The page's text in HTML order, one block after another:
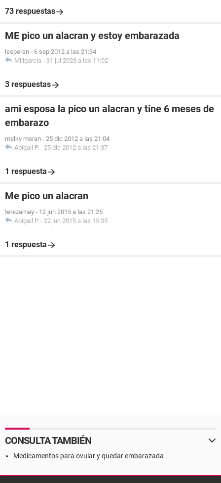
73 respuestas
ME pico un alacran y estoy embarazada
lesperan - 6 sep 2012 a las 21:34
Miligarcia - 31 jul 2023 a las 11:02
3 respuestas
ami esposa la pico un alacran y tine 6 meses de
embarazo
melky moran - 25 dic 2012 a las 21:04
Abigail P. - 25 dic 2012 a las 21:37
1 respuesta
Me pico un alacran
terezamay - 12 jun 2015 a las 21:25
Abigail P. - 22 jun 2015 a las 15:35
1 respuesta
CONSULTA TAMBIÉN
Medicamentos para ovular y quedar embarazada